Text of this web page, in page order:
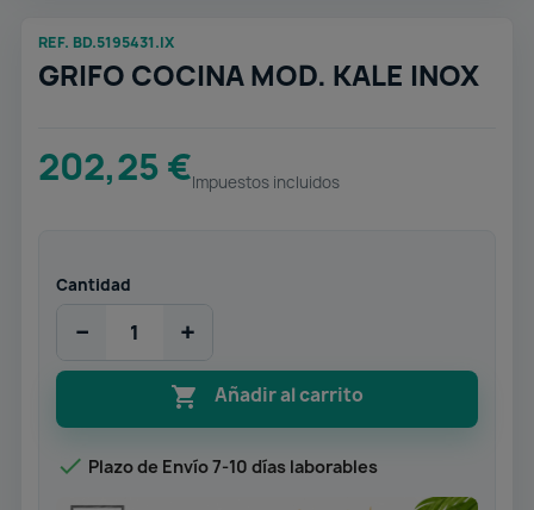
REF. BD.5195431.IX
GRIFO COCINA MOD. KALE INOX
202,25 €Impuestos incluidos
Cantidad
− +
 Añadir al carrito
 Plazo de Envío 7-10 días laborables